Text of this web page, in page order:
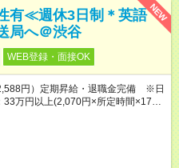
NEW
有≪週休3日制＊英語
局へ＠渋谷
WEB登録・面接OK
円）定期昇給・退職金完備 ※日
万円以上(2,070円×所定時間×17日